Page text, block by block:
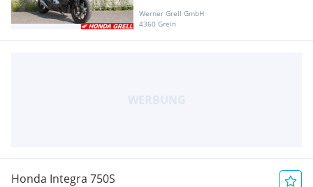
Werner Grell GmbH
4360 Grein
Honda Integra 750S